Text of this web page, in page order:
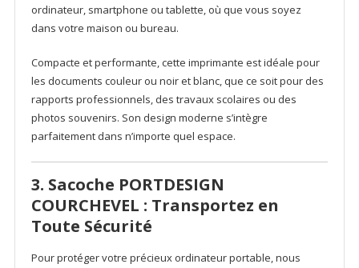
ordinateur, smartphone ou tablette, où que vous soyez
dans votre maison ou bureau.
Compacte et performante, cette imprimante est idéale pour
les documents couleur ou noir et blanc, que ce soit pour des
rapports professionnels, des travaux scolaires ou des
photos souvenirs. Son design moderne s’intègre
parfaitement dans n’importe quel espace.
3. Sacoche PORTDESIGN
COURCHEVEL : Transportez en
Toute Sécurité
Pour protéger votre précieux ordinateur portable, nous